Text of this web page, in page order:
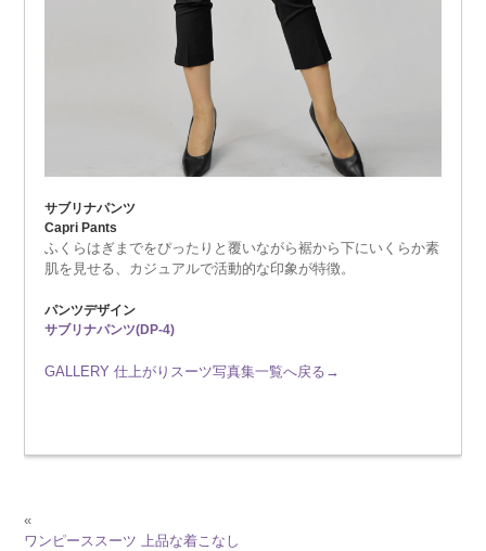
サブリナパンツ
Capri Pants
ふくらはぎまでをぴったりと覆いながら裾から下にいくらか素
肌を見せる、カジュアルで活動的な印象が特徴。
パンツデザイン
サブリナパンツ(DP-4)
GALLERY 仕上がりスーツ写真集一覧へ戻る→
«
ワンピーススーツ 上品な着こなし